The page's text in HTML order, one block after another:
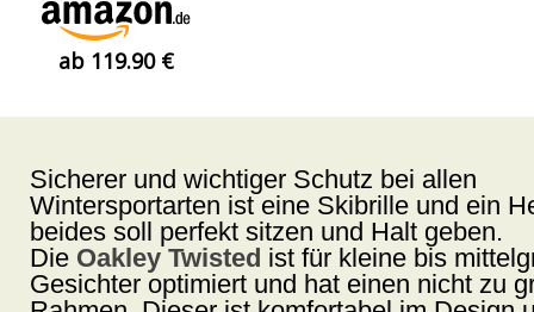
ab 119.90 €
Sicherer und wichtiger Schutz bei allen
Wintersportarten ist eine Skibrille und ein
beides soll perfekt sitzen und Halt geben.
Die Oakley Twisted ist für kleine bis
Gesichter optimiert und hat einen nicht zu